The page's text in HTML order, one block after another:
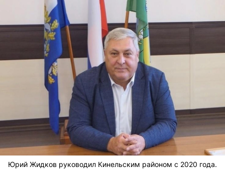
Юрий Жидков руководил Кинельским районом с 2020 года.